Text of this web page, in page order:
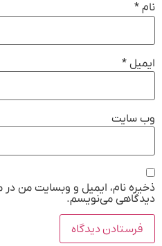
نام *
ایمیل *
وب‌ سایت
ذخیره نام، ایمیل و وبسایت من در
دیدگاهی می‌نویسم.